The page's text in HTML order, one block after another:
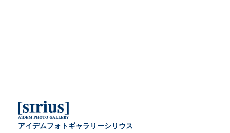
アイデムフォトギャラリーシリウス